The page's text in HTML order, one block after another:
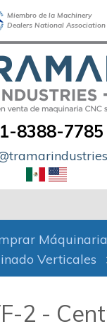
Miembro de la Machinery
Dealers National Association
8388-7785
Verticales
2 -